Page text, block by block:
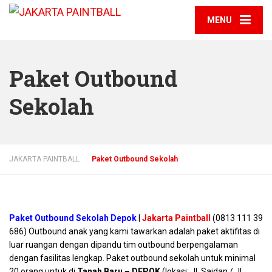
MENU
Paket Outbound
Sekolah
JAKARTA PAINTBALL Paket Outbound Sekolah
Paket Outbound Sekolah Depok Jakarta Paintball
(0813 111 39
686) Outbound anak yang kami tawarkan adalah paket aktifitas di
luar ruangan dengan dipandu tim outbound berpengalaman
dengan fasilitas lengkap. Paket outbound sekolah untuk minimal